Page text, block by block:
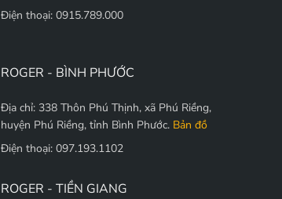
Điện thoại: 0915.789.000
ROGER - BÌNH PHƯỚC
Địa chỉ: 338 Thôn Phú Thịnh, xã Phú Riềng,
huyện Phú Riềng, tỉnh Bình Phước. Bản đồ
Điện thoại: 097.193.1102
ROGER - TIỀN GIANG